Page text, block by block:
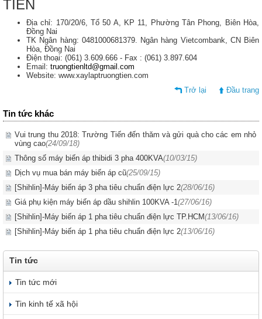
TIẾN
Địa chỉ: 170/20/6, Tổ 50 A, KP 11, Phường Tân Phong, Biên Hòa,
Đồng Nai
TK Ngân hàng: 0481000681379. Ngân hàng Vietcombank, CN Biên
Hòa, Đồng Nai
Điện thoại: (061) 3.609.666 - Fax : (061) 3.897.604
Email: truongtienltd@gmail.com
Website: www.xaylaptruongtien.com
Trở lại
Đầu trang
Tin tức khác
Vui trung thu 2018: Trường Tiến đến thăm và gửi quà cho các em nhỏ
vùng cao(24/09/18)
Thông số máy biến áp thibidi 3 pha 400KVA(10/03/15)
Dịch vụ mua bán máy biến áp cũ(25/09/15)
[Shihlin]-Máy biến áp 3 pha tiêu chuẩn điện lực 2(28/06/16)
Giá phụ kiện máy biến áp dầu shihlin 100KVA -1(27/06/16)
[Shihlin]-Máy biến áp 1 pha tiêu chuẩn điện lực TP.HCM(13/06/16)
[Shihlin]-Máy biến áp 1 pha tiêu chuẩn điện lực 2(13/06/16)
Tin tức
Tin tức mới
Tin kinh tế xã hội